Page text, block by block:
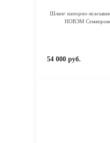
Шланг напорно-
НОВЭМ
54 000 руб.